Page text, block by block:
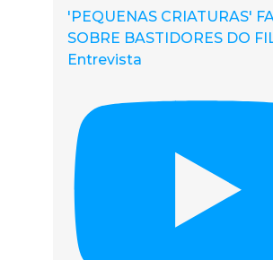
'PEQUENAS CRIATURAS'
SOBRE BASTIDORES DO
Entrevista